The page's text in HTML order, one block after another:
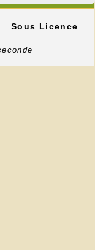
Sous Licence